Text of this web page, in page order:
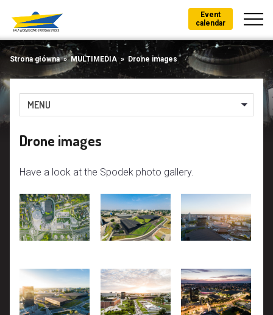
Event
calendar
Strona główna»MULTIMEDIA»Drone images
MENU
Drone images
Have a look at the Spodek photo gallery.